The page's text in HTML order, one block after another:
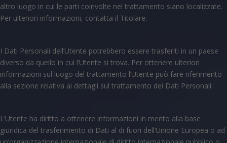
altro luogo in cui le parti coinvolte nel trattamento siano localizzate.
Per ulteriori informazioni, contatta il Titolare.
I Dati Personali dell’Utente potrebbero essere trasferiti in un paese
diverso da quello in cui l’Utente si trova. Per ottenere ulteriori
informazioni sul luogo del trattamento l’Utente può fare riferimento
alla sezione relativa ai dettagli sul trattamento dei Dati Personali.
L’Utente ha diritto a ottenere informazioni in merito alla base
giuridica del trasferimento di Dati al di fuori dell’Unione Europea o ad